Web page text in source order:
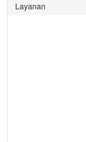
Layanan